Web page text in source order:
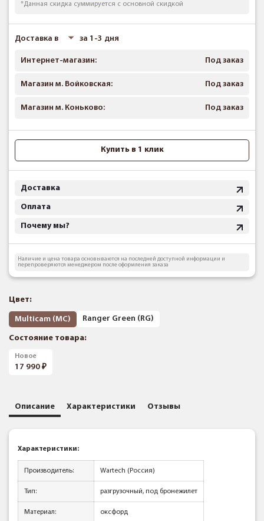
*Данная скидка суммируется с основной скидкой
Доставка в за 1-3 дня
Интернет-магазин: Под заказ
Магазин м. Войковская: Под заказ
Магазин м. Коньково: Под заказ
Купить в 1 клик
Доставка
Оплата
Почему мы?
Наличие и цена товара основываются на последней доступной информации и
перепроверяются менеджером после оформления заказа
Цвет:
Multicam (MC) Ranger Green (RG)
Состояние товара:
Новое
17 990
Описание Характеристики Отзывы
Характеристики:
Производитель: Wartech (Россия)
Тип: разгрузочный, под бронежилет
Материал: оксфорд